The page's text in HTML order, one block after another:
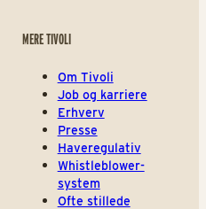
MERE TIVOLI
Om Tivoli
Job og karriere
Erhverv
Presse
Haveregulativ
Whistleblower-
system
Ofte stillede